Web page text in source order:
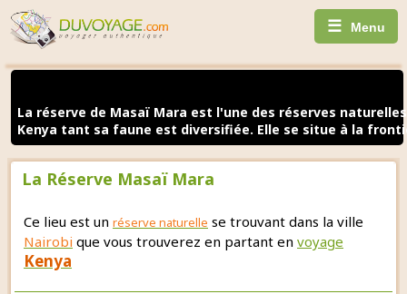
☰ Menu
La réserve de Masaï Mara est l'une des réserves
Kenya tant sa faune est diversifiée. Elle se situe à la
La Réserve Masaï Mara
Ce lieu est un réserve naturelle se trouvant dans la ville
Nairobi que vous trouverez en partant en voyage
Kenya